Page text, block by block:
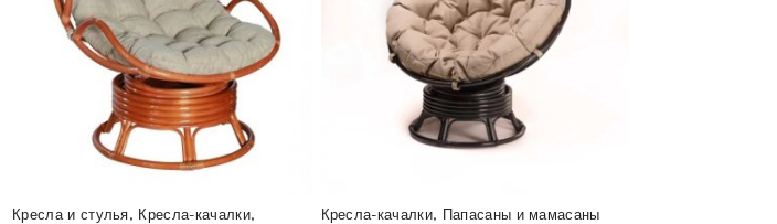
Кресла и стулья, Кресла-качалки,
Кресла-качалки, Папасаны и мамасаны